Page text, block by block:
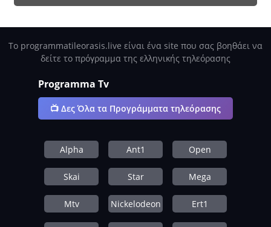
Το programmatileorasis.live είναι ένα site που σας βοηθάει να
δείτε το πρόγραμμα της ελληνικής τηλεόρασης
Programma Tv
📺 Δες Όλα τα Προγράμματα τηλεόρασης
Alpha Ant1 Open
Skai Star Mega
Mtv Nickelodeon Ert1